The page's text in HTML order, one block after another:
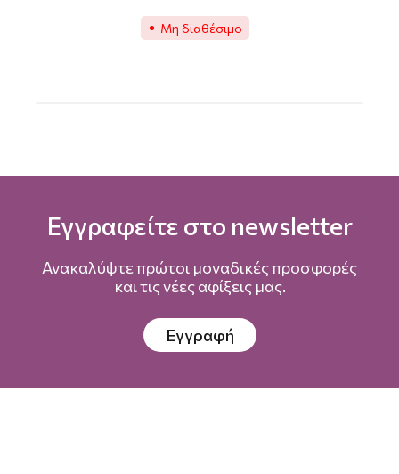
Μη διαθέσιμο
Εγγραφείτε στο newsletter
Ανακαλύψτε πρώτοι μοναδικές προσφορές
και τις νέες αφίξεις μας.
Εγγραφή